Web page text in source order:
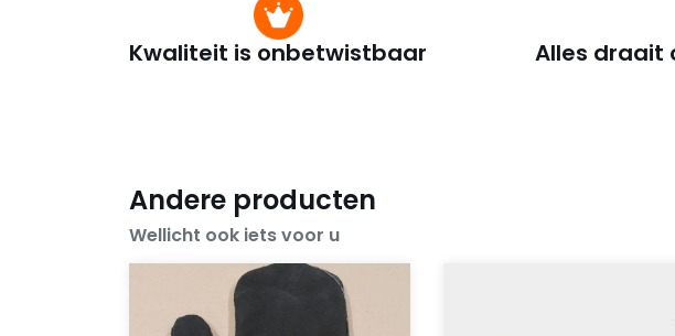
Kwaliteit is onbetwistbaar Alles draait
Andere producten
Wellicht ook iets voor u